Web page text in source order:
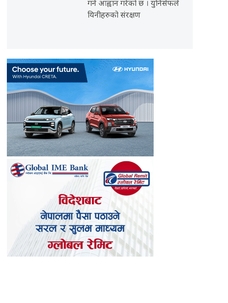
गर्न आह्वान गरेको छ । युनिसेफले
यिनीहरुको संरक्षण